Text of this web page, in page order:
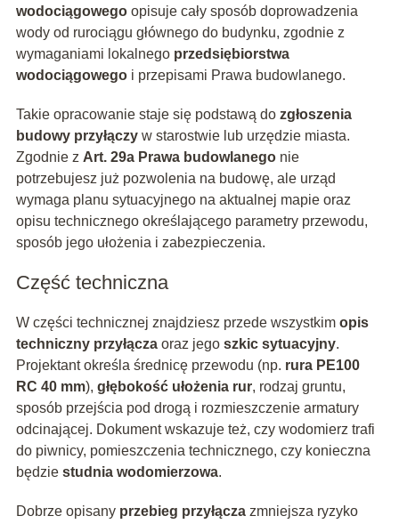
wodociągowegoopisuje cały sposób doprowadzenia
wody od rurociągu głównego do budynku, zgodnie z
wymaganiami lokalnego przedsiębiorstwa
wodociągowegoi przepisami Prawa budowlanego.
Takie opracowanie staje się podstawą do zgłoszenia
budowy przyłączyw starostwie lub urzędzie miasta.
Zgodnie z Art. 29a Prawa budowlanegonie
potrzebujesz już pozwolenia na budowę, ale urząd
wymaga planu sytuacyjnego na aktualnej mapie oraz
opisu technicznego określającego parametry przewodu,
sposób jego ułożenia i zabezpieczenia.
Część techniczna
W części technicznej znajdziesz przede wszystkim opis
techniczny przyłączaoraz jego szkic sytuacyjny.
Projektant określa średnicę przewodu (np. rura PE100
RC 40 mm), głębokość ułożenia rur, rodzaj gruntu,
sposób przejścia pod drogą i rozmieszczenie armatury
odcinającej. Dokument wskazuje też, czy wodomierz trafi
do piwnicy, pomieszczenia technicznego, czy konieczna
będzie studnia wodomierzowa.
Dobrze opisany przebieg przyłączazmniejsza ryzyko